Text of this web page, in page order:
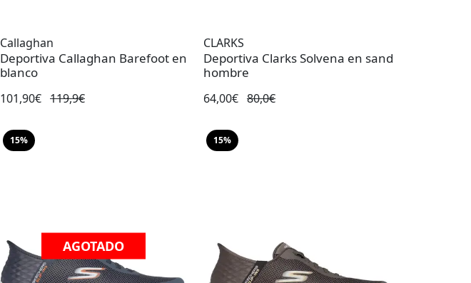
Callaghan
Deportiva Callaghan Barefoot en
blanco
101,90€ 119,9€
CLARKS
Deportiva Clarks Solvena en sand
hombre
64,00€ 80,0€
15%
AGOTADO
15%